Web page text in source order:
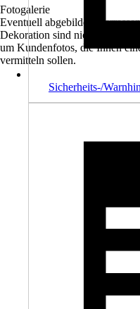
Fotogalerie
Eventuell abgebildete
Dekoration sind nicht im
um Kundenfotos, die Ihnen
vermitteln sollen.
Sicherheits-/